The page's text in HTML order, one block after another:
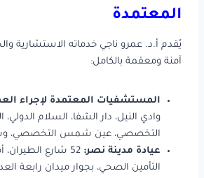
المعتمدة
يُقدم أ.د. عمرو ناجي خدماته الاستشارية
آمنة ومعقمة بالكامل:
المستشفيات المعتمدة لإجراء
وادي النيل، دار الشفا، السلام
التخصصي، عين شمس التخصصي،
عيادة مدينة نصر:
52 شارع
التأمين الصحي، بجوار ميدان رابعة